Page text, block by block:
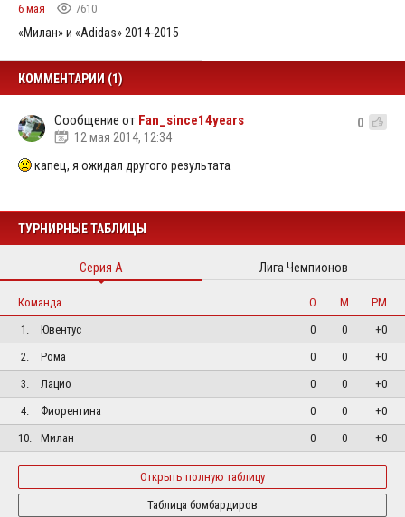
6 мая 7610
«Милан» и «Adidas» 2014-2015
КОММЕНТАРИИ (1)
Сообщение от Fan_since14years
12 мая 2014, 12:34
0
капец, я ожидал другого результата
ТУРНИРНЫЕ ТАБЛИЦЫ
Серия А Лига Чемпионов
Команда О М
РМ
1.
Ювентус 0 0
+0
2.
Рома 0 0
+0
3.
Лацио 0 0
+0
4.
Фиорентина 0 0
+0
10.
Милан 0 0 +0
Открыть полную таблицу
Таблица бомбардиров